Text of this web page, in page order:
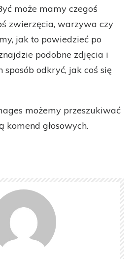
może mamy czegoś
zwierzęcia, warzywa czy
jak to powiedzieć po
podobne zdjęcia i
sposób odkryć, jak coś się
możemy przeszukiwać
komend głosowych.